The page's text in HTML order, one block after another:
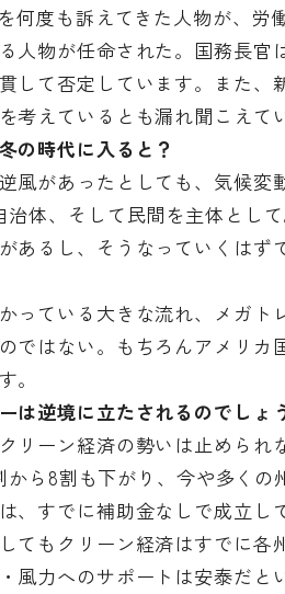
何度も訴えてきた人物が、労
人物が任命された。国務長官
して否定しています。また、
考えているとも漏れ聞こえて
の時代に入ると？
風があったとしても、気候変
治体、そして民間 を主体として
あるし、 そうなっていくはず
っている大きな流れ、メガト
ではない。もちろんアメリ
。
は逆境に立たされるのでしょ
リーン経済の勢いは止められ
から8割も下がり 、今や多くの
、すでに補助金なしで成立
てもクリーン経済はすでに
風力へのサポートは安泰だ